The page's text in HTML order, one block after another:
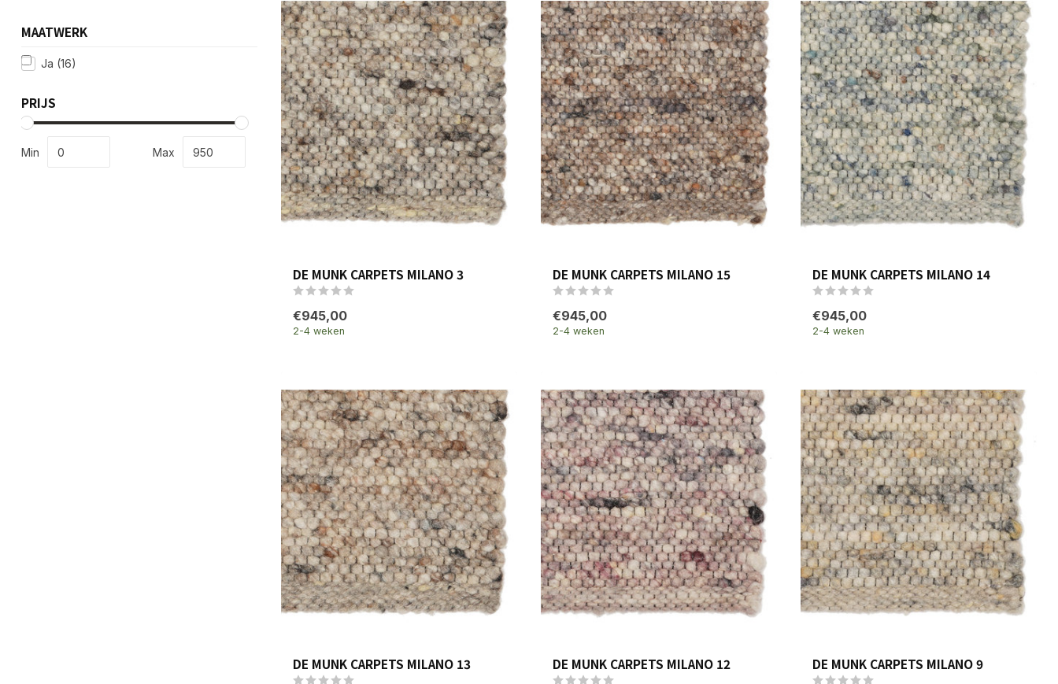
MAATWERK
Ja (16)
PRIJS
Min Max
DE MUNK CARPETS MILANO 3
€945,00
2-4 weken
DE MUNK CARPETS MILANO 15
€945,00
2-4 weken
DE MUNK CARPETS MILANO 14
€945,00
2-4 weken
DE MUNK CARPETS MILANO 13 DE MUNK CARPETS MILANO 12 DE MUNK CARPETS MILANO 9